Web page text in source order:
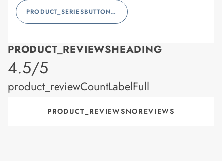
PRODUCT_SERIESBUTTONLABEL
PRODUCT_REVIEWSHEADING
product_rating
4.5/5
product_reviewCountLabelFull
PRODUCT_REVIEWSNOREVIEWS